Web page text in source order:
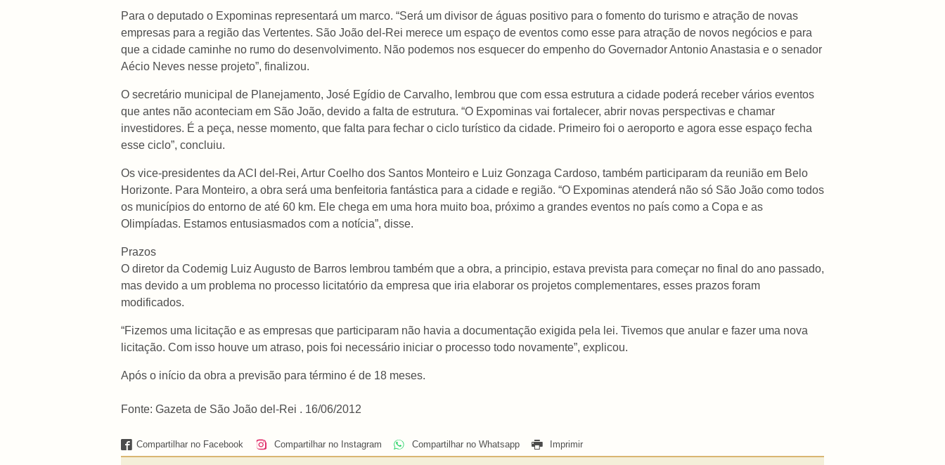
Para o deputado o Expominas representará um marco. “Será um divisor de águas positivo para o fomento do turismo e atração de novas
empresas para a região das Vertentes. São João del-Rei merece um espaço de eventos como esse para atração de novos negócios e para
que a cidade caminhe no rumo do desenvolvimento. Não podemos nos esquecer do empenho do Governador Antonio Anastasia e o senador
Aécio Neves nesse projeto”, finalizou.
O secretário municipal de Planejamento, José Egídio de Carvalho, lembrou que com essa estrutura a cidade poderá receber vários eventos
que antes não aconteciam em São João, devido a falta de estrutura. “O Expominas vai fortalecer, abrir novas perspectivas e chamar
investidores. É a peça, nesse momento, que falta para fechar o ciclo turístico da cidade. Primeiro foi o aeroporto e agora esse espaço fecha
esse ciclo”, concluiu.
Os vice-presidentes da ACI del-Rei, Artur Coelho dos Santos Monteiro e Luiz Gonzaga Cardoso, também participaram da reunião em Belo
Horizonte. Para Monteiro, a obra será uma benfeitoria fantástica para a cidade e região. “O Expominas atenderá não só São João como todos
os municípios do entorno de até 60 km. Ele chega em uma hora muito boa, próximo a grandes eventos no país como a Copa e as
Olimpíadas. Estamos entusiasmados com a notícia”, disse.
Prazos
O diretor da Codemig Luiz Augusto de Barros lembrou também que a obra, a principio, estava prevista para começar no final do ano passado,
mas devido a um problema no processo licitatório da empresa que iria elaborar os projetos complementares, esses prazos foram
modificados.
“Fizemos uma licitação e as empresas que participaram não havia a documentação exigida pela lei. Tivemos que anular e fazer uma nova
licitação. Com isso houve um atraso, pois foi necessário iniciar o processo todo novamente”, explicou.
Após o início da obra a previsão para término é de 18 meses.
Fonte: Gazeta de São João del-Rei . 16/06/2012
Compartilhar no Facebook Compartilhar no Instagram Compartilhar no Whatsapp Imprimir